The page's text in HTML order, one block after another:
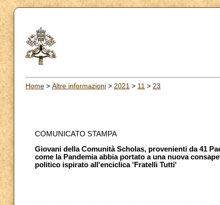
Home > Altre informazioni > 2021 > 11 > 23
COMUNICATO STAMPA
Giovani della Comunità Scholas, provenienti da 41
come la Pandemia abbia portato a una nuova
politico ispirato all'enciclica 'Fratelli Tutti'